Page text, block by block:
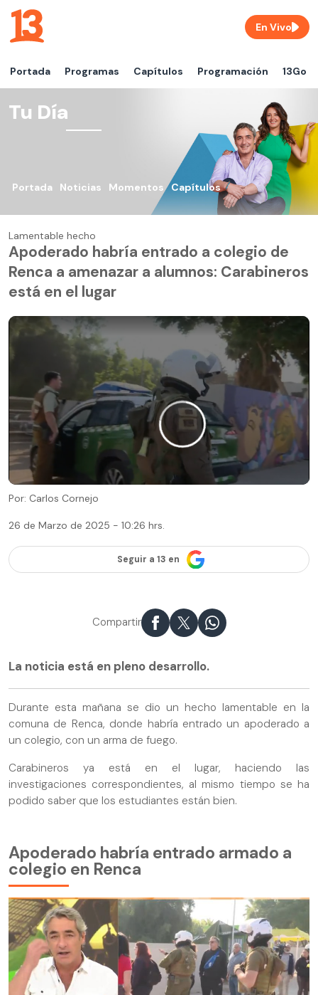
Portada Programas Capítulos Programación 13Go
En Vivo
Tu Día
Portada Noticias Momentos Capítulos
Lamentable hecho
Apoderado habría entrado a colegio de
Renca a amenazar a alumnos: Carabineros
está en el lugar
Por: Carlos Cornejo
26 de Marzo de 2025 - 10:26 hrs.
Seguir a 13 en
Compartir
La noticia está en pleno desarrollo.
Durante esta mañana se dio un hecho lamentable en la
comuna de Renca, donde habría entrado un apoderado a
un colegio, con un arma de fuego.
Carabineros ya está en el lugar, haciendo las
investigaciones correspondientes, al mismo tiempo se ha
podido saber que los estudiantes están bien.
Apoderado habría entrado armado a
colegio en Renca